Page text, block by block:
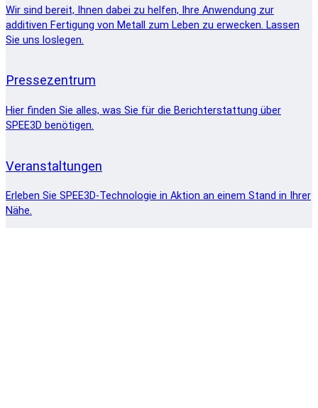
Wir sind bereit, Ihnen dabei zu helfen, Ihre Anwendung zur
additiven Fertigung von Metall zum Leben zu erwecken. Lassen
Sie uns loslegen.
Pressezentrum
Hier finden Sie alles, was Sie für die Berichterstattung über
SPEE3D benötigen.
Veranstaltungen
Erleben Sie SPEE3D-Technologie in Aktion an einem Stand in Ihrer
Nähe.